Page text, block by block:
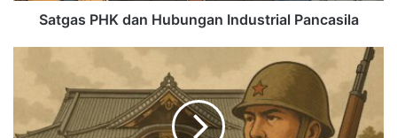
Satgas PHK dan Hubungan Industrial Pancasila